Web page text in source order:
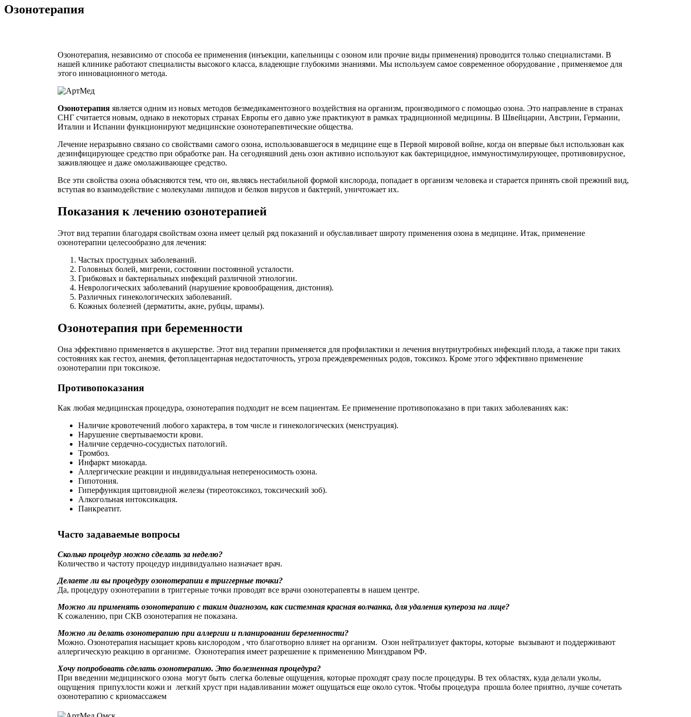
Озонотерапия
Озонотерапия, независимо от способа ее применения (инъекции, капельницы с озоном или прочие виды применения) проводится только специалистами. В
нашей клинике работают специалисты высокого класса, владеющие глубокими знаниями. Мы используем самое современное оборудование , применяемое для
этого инновационного метода.
Озонотерапия является одним из новых методов безмедикаментозного воздействия на организм, производимого с помощью озона. Это направление в странах
СНГ считается новым, однако в некоторых странах Европы его давно уже практикуют в рамках традиционной медицины. В Швейцарии, Австрии, Германии,
Италии и Испании функционируют медицинские озонотерапевтические общества.
Лечение неразрывно связано со свойствами самого озона, использовавшегося в медицине еще в Первой мировой войне, когда он впервые был использован как
дезинфицирующее средство при обработке ран. На сегодняшний день озон активно используют как бактерицидное, иммуностимулирующее, противовирусное,
заживляющее и даже омолаживающее средство.
Все эти свойства озона объясняются тем, что он, являясь нестабильной формой кислорода, попадает в организм человека и старается принять свой прежний вид,
вступая во взаимодействие с молекулами липидов и белков вирусов и бактерий, уничтожает их.
Показания к лечению озонотерапией
Этот вид терапии благодаря свойствам озона имеет целый ряд показаний и обуславливает широту применения озона в медицине. Итак, применение
озонотерапии целесообразно для лечения:
Частых простудных заболеваний.
Головных болей, мигрени, состоянии постоянной усталости.
Грибковых и бактериальных инфекций различной этиологии.
Неврологических заболеваний (нарушение кровообращения, дистония).
Различных гинекологических заболеваний.
Кожных болезней (дерматиты, акне, рубцы, шрамы).
Озонотерапия при беременности
Она эффективно применяется в акушерстве. Этот вид терапии применяется для профилактики и лечения внутриутробных инфекций плода, а также при таких
состояниях как гестоз, анемия, фетоплацентарная недостаточность, угроза преждевременных родов, токсикоз. Кроме этого эффективно применение
озонотерапии при токсикозе.
Противопоказания
Как любая медицинская процедура, озонотерапия подходит не всем пациентам. Ее применение противопоказано в при таких заболеваниях как:
Наличие кровотечений любого характера, в том числе и гинекологических (менструация).
Нарушение свертываемости крови.
Наличие сердечно-сосудистых патологий.
Тромбоз.
Инфаркт миокарда.
Аллергические реакции и индивидуальная непереносимость озона.
Гипотония.
Гиперфункция щитовидной железы (тиреотоксикоз, токсический зоб).
Алкогольная интоксикация.
Панкреатит.
Часто задаваемые вопросы
Сколько процедур можно сделать за неделю?
Количество и частоту процедур индивидуально назначает врач.
Делаете ли вы процедуру озонотерапии в триггерные точки?
Да, процедуру озонотерапии в триггерные точки проводят все врачи озонотерапевты в нашем центре.
Можно ли применять озонотерапию с таким диагнозом, как системная красная волчанка, для удаления купероза на лице?
К сожалению, при СКВ озонотерапия не показана.
Можно ли делать озонотерапию при аллергии и планировании беременности?
Можно. Озонотерапия насыщает кровь кислородом , что благотворно влияет на организм. Озон нейтрализует факторы, которые вызывают и поддерживают
аллергическую реакцию в организме. Озонотерапия имеет разрешение к применению Минздравом РФ.
Хочу попробовать сделать озонотерапию. Это болезненная процедура?
При введении медицинского озона могут быть слегка болевые ощущения, которые проходят сразу после процедуры. В тех областях, куда делали уколы,
ощущения припухлости кожи и легкий хруст при надавливании может ощущаться еще около суток. Чтобы процедура прошла более приятно, лучше сочетать
озонотерапию с криомассажем